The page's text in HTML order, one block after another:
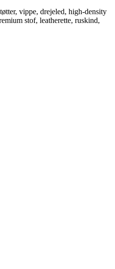
vippe, drejeled, high-density
stof, leatherette, ruskind,